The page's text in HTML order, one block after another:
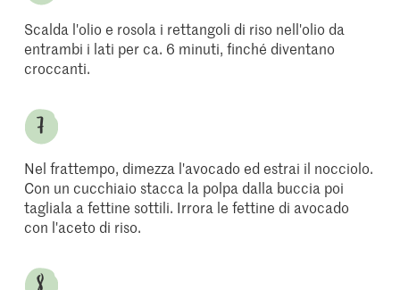
Scalda l'olio e rosola i rettangoli di riso nell'olio da
entrambi i lati per ca. 6 minuti, finché diventano
croccanti.
Nel frattempo, dimezza l'avocado ed estrai il nocciolo.
Con un cucchiaio stacca la polpa dalla buccia poi
tagliala a fettine sottili. Irrora le fettine di avocado
con l'aceto di riso.